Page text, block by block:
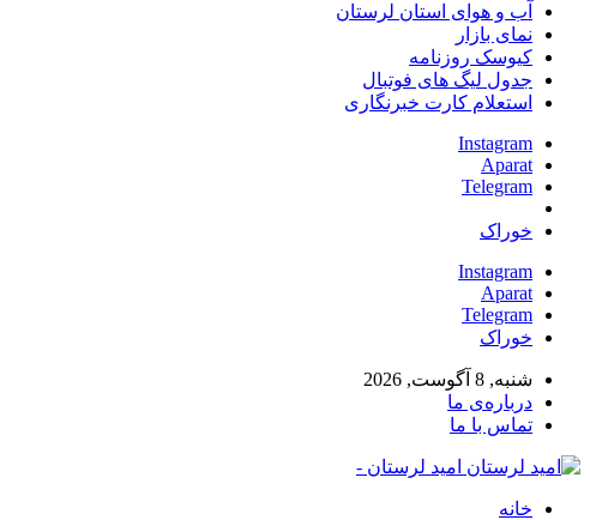
آب و هوای استان لرستان
نمای بازار
کیوسک روزنامه
جدول لیگ های فوتبال
استعلام کارت خبرنگاری
Instagram
Aparat
Telegram
خوراک
Instagram
Aparat
Telegram
خوراک
شنبه, 8 آگوست, 2026
درباره‌ی ما
تماس با ما
امید لرستان -
خانه